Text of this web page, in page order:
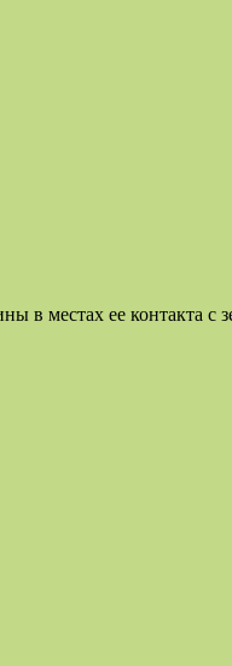
в местах ее контакта с